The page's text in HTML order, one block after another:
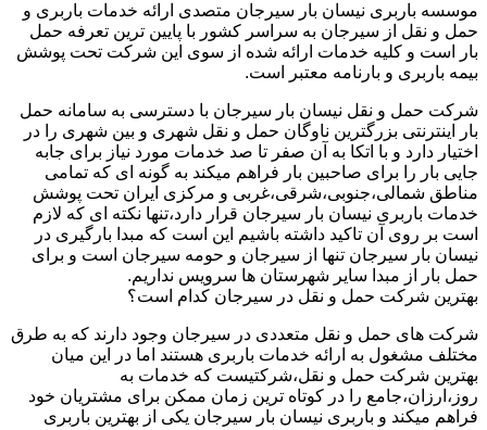
موسسه باربری نیسان بار سیرجان متصدی ارائه خدمات باربری و
حمل و نقل از سیرجان به سراسر کشور با پایین ترین تعرفه حمل
بار است و کلیه خدمات ارائه شده از سوی این شرکت تحت پوشش
بیمه باربری و بارنامه معتبر است.
شرکت حمل و نقل نیسان بار سیرجان با دسترسی به سامانه حمل
بار اینترنتی بزرگترین ناوگان حمل و نقل شهری و بین شهری را در
اختیار دارد و با اتکا به آن صفر تا صد خدمات مورد نیاز برای جابه
جایی بار را برای صاحبین بار فراهم میکند به گونه ای که تمامی
مناطق شمالی،جنوبی،شرقی،غربی و مرکزی ایران تحت پوشش
خدمات باربری نیسان بار سیرجان قرار دارد،تنها نکته ای که لازم
است بر روی آن تاکید داشته باشیم این است که مبدا بارگیری در
نیسان بار سیرجان تنها از سیرجان و حومه سیرجان است و برای
حمل بار از مبدا سایر شهرستان ها سرویس نداریم.
بهترین شرکت حمل و نقل در سیرجان کدام است؟
شرکت های حمل و نقل متعددی در سیرجان وجود دارند که به طرق
مختلف مشغول به ارائه خدمات باربری هستند اما در این میان
بهترین شرکت حمل و نقل،شرکتیست که خدمات به
روز،ارزان،جامع را در کوتاه ترین زمان ممکن برای مشتریان خود
فراهم میکند و باربری نیسان بار سیرجان یکی از بهترین باربری